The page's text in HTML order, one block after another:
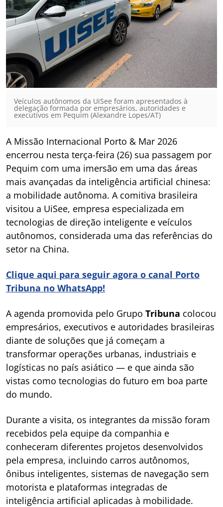
Veículos autônomos da UiSee foram apresentados à
delegação formada por empresários, autoridades e
executivos em Pequim (Alexandre Lopes/AT)
A Missão Internacional Porto & Mar 2026
encerrou nesta terça-feira (26) sua passagem por
Pequim com uma imersão em uma das áreas
mais avançadas da inteligência artificial chinesa:
a mobilidade autônoma. A comitiva brasileira
visitou a UiSee, empresa especializada em
tecnologias de direção inteligente e veículos
autônomos, considerada uma das referências do
setor na China.
Clique aqui para seguir agora o canal Porto
Tribuna no WhatsApp!
A agenda promovida pelo Grupo Tribuna colocou
empresários, executivos e autoridades brasileiras
diante de soluções que já começam a
transformar operações urbanas, industriais e
logísticas no país asiático — e que ainda são
vistas como tecnologias do futuro em boa parte
do mundo.
Durante a visita, os integrantes da missão foram
recebidos pela equipe da companhia e
conheceram diferentes projetos desenvolvidos
pela empresa, incluindo carros autônomos,
ônibus inteligentes, sistemas de navegação sem
motorista e plataformas integradas de
inteligência artificial aplicadas à mobilidade.